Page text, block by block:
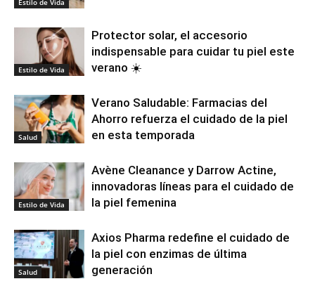
Estilo de Vida
Protector solar, el accesorio
indispensable para cuidar tu piel este
verano ☀️
Salud
Verano Saludable: Farmacias del
Ahorro refuerza el cuidado de la piel
en esta temporada
Estilo de Vida
Avène Cleanance y Darrow Actine,
innovadoras líneas para el cuidado de
la piel femenina
Salud
Axios Pharma redefine el cuidado de
la piel con enzimas de última
generación